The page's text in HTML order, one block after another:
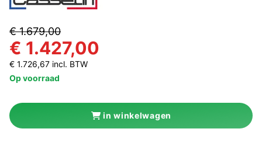
€ 1.679,00
€ 1.427,00
€ 1.726,67 incl. BTW
Op voorraad
in winkelwagen